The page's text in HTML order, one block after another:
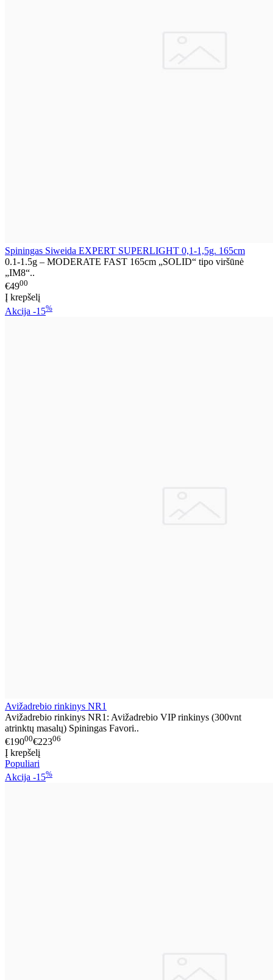
Spiningas Siweida EXPERT SUPERLIGHT 0,1-1,5g. 165cm
0.1-1.5g – MODERATE FAST 165cm „SOLID“ tipo viršūnė
„IM8“..
€4900
Į krepšelį
Akcija -15%
Avižadrebio rinkinys NR1
Avižadrebio rinkinys NR1: Avižadrebio VIP rinkinys (300vnt
atrinktų masalų) Spiningas Favori..
€19000€22306
Į krepšelį
Populiari
Akcija -15%